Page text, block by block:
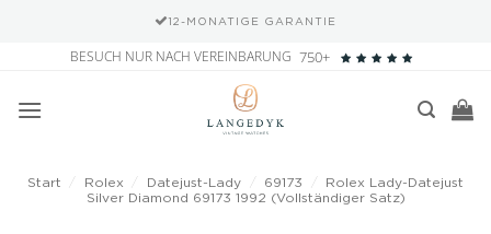
12-MONATIGE GARANTIE
springen
BESUCH NUR NACH VEREINBARUNG 750+
Start Rolex Datejust-Lady 69173
Rolex Lady-Datejust
Silver Diamond 69173 1992 (Vollständiger Satz)